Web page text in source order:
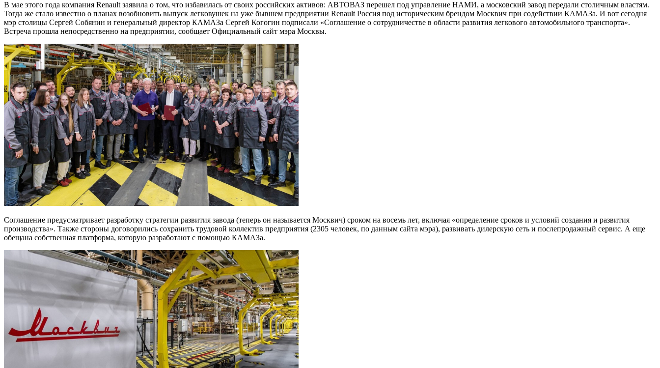
В мае этого года компания Renault заявила о том, что избавилась от своих российских активов: АВТОВАЗ перешел под управление НАМИ, а московский завод передали столичным властям.
Тогда же стало известно о планах возобновить выпуск легковушек на уже бывшем предприятии Renault Россия под историческим брендом Москвич при содействии КАМАЗа. И вот сегодня
мэр столицы Сергей Собянин и генеральный директор КАМАЗа Сергей Когогин подписали «Соглашение о сотрудничестве в области развития легкового автомобильного транспорта».
Встреча прошла непосредственно на предприятии, сообщает Официальный сайт мэра Москвы.
Соглашение предусматривает разработку стратегии развития завода (теперь он называется Москвич) сроком на восемь лет, включая «определение сроков и условий создания и развития
производства». Также стороны договорились сохранить трудовой коллектив предприятия (2305 человек, по данным сайта мэра), развивать дилерскую сеть и послепродажный сервис. А еще
обещана собственная платформа, которую разработают с помощью КАМАЗа.